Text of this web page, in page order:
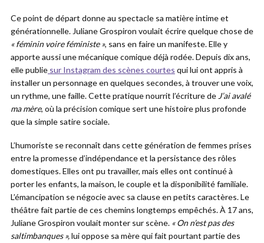
Ce point de départ donne au spectacle sa matière intime et
générationnelle. Juliane Grospiron voulait écrire quelque chose de
« féminin voire féministe », sans en faire un manifeste. Elle y
apporte aussi une mécanique comique déjà rodée. Depuis dix ans,
elle publie sur Instagram des scènes courtes qui lui ont appris à
installer un personnage en quelques secondes, à trouver une voix,
un rythme, une faille. Cette pratique nourrit l’écriture de J’ai avalé
ma mère, où la précision comique sert une histoire plus profonde
que la simple satire sociale.
L’humoriste se reconnaît dans cette génération de femmes prises
entre la promesse d’indépendance et la persistance des rôles
domestiques. Elles ont pu travailler, mais elles ont continué à
porter les enfants, la maison, le couple et la disponibilité familiale.
L’émancipation se négocie avec sa clause en petits caractères. Le
théâtre fait partie de ces chemins longtemps empêchés. À 17 ans,
Juliane Grospiron voulait monter sur scène. « On n’est pas des
saltimbanques »,lui oppose sa mère qui fait pourtant partie des